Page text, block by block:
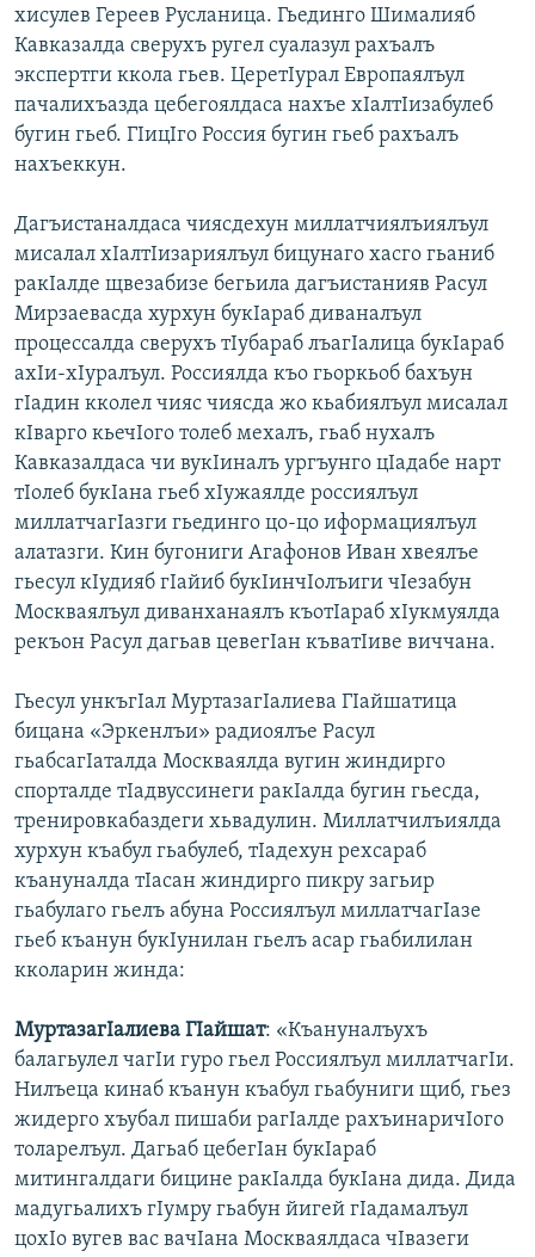
хисулев Гереев Русланица. Гьединго Шималияб
Кавказалда сверухъ ругел суалазул рахъалъ
экспертги ккола гьев. ЦеретIурал Европаялъул
пачалихъазда цебегоялдаса нахъе хIалтIизабулеб
бугин гьеб. ГIицIго Россия бугин гьеб рахъалъ
нахъеккун.
Дагъистаналдаса чиясдехун миллатчиялъиялъул
мисалал хIалтIизариялъул бицунаго хасго гьаниб
ракIалде щвезабизе бегьила дагъистанияв Расул
Мирзаевасда хурхун букIараб диваналъул
процессалда сверухъ тIубараб лъагIалица букIараб
ахIи-хIуралъул. Россиялда къо гьоркьоб бахъун
гIадин кколел чияс чиясда жо кьабиялъул мисалал
кIварго кьечIого толеб мехалъ, гьаб нухалъ
Кавказалдаса чи вукIиналъ ургъунго цIадабе нарт
тIолеб букIана гьеб хIужаялде россиялъул
миллатчагIазги гьединго цо-цо иформациялъул
алатазги. Кин бугониги Агафонов Иван хвеялъе
гьесул кIудияб гIайиб букIинчIолъиги чIезабун
Москваялъул диванханаялъ къотIараб хIукмуялда
рекъон Расул дагьав цевегIан къватIиве виччана.
Гьесул ункъгIал МуртазагIалиева ГIайшатица
бицана «Эркенлъи» радиоялъе Расул
гьабсагIаталда Москваялда вугин жиндирго
спорталде тIадвуссинеги ракIалда бугин гьесда,
тренировкабаздеги хьвадулин. Миллатчилъиялда
хурхун къабул гьабулеб, тIадехун рехсараб
къануналда тIасан жиндирго пикру загьир
гьабулаго гьелъ абуна Россиялъул миллатчагIазе
гьеб къанун букIунилан гьелъ асар гьабилилан
кколарин жинда:
МуртазагIалиева ГIайшат: «Къануналъухъ
балагьулел чагIи гуро гьел Россиялъул миллатчагIи.
Нилъеца кинаб къанун къабул гьабуниги щиб, гьез
жидерго хъубал пишаби рагIалде рахъинаричIого
толарелъул. Дагьаб цебегIан букIараб
митингалдаги бицине ракIалда букIана дида. Дида
мадугьалихъ гIумру гьабун йигей гIадамалъул
цохIо вугев вас вачIана Москваялдаса чIвазеги